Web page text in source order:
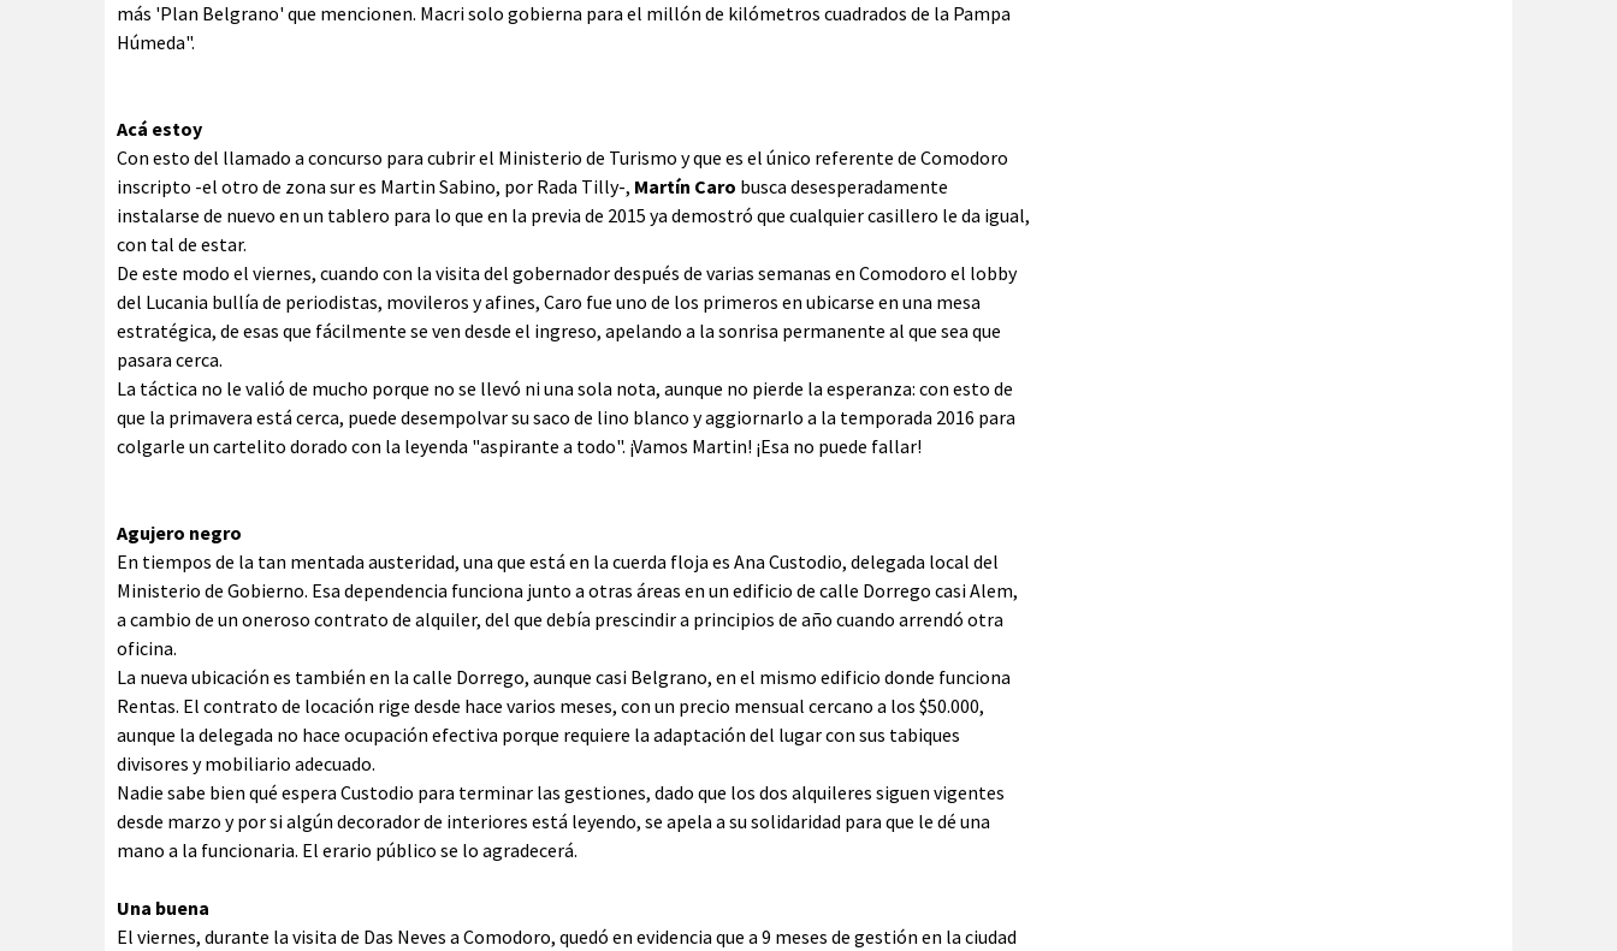
más 'Plan Belgrano' que mencionen. Macri solo gobierna para el millón de kilómetros cuadrados de la Pampa
Húmeda".
Acá estoy
Con esto del llamado a concurso para cubrir el Ministerio de Turismo y que es el único referente de Comodoro
inscripto -el otro de zona sur es Martin Sabino, por Rada Tilly-, Martín Caro busca desesperadamente
instalarse de nuevo en un tablero para lo que en la previa de 2015 ya demostró que cualquier casillero le da igual,
con tal de estar.
De este modo el viernes, cuando con la visita del gobernador después de varias semanas en Comodoro el lobby
del Lucania bullía de periodistas, movileros y afines, Caro fue uno de los primeros en ubicarse en una mesa
estratégica, de esas que fácilmente se ven desde el ingreso, apelando a la sonrisa permanente al que sea que
pasara cerca.
La táctica no le valió de mucho porque no se llevó ni una sola nota, aunque no pierde la esperanza: con esto de
que la primavera está cerca, puede desempolvar su saco de lino blanco y aggiornarlo a la temporada 2016 para
colgarle un cartelito dorado con la leyenda "aspirante a todo". ¡Vamos Martin! ¡Esa no puede fallar!
Agujero negro
En tiempos de la tan mentada austeridad, una que está en la cuerda floja es Ana Custodio, delegada local del
Ministerio de Gobierno. Esa dependencia funciona junto a otras áreas en un edificio de calle Dorrego casi Alem,
a cambio de un oneroso contrato de alquiler, del que debía prescindir a principios de año cuando arrendó otra
oficina.
La nueva ubicación es también en la calle Dorrego, aunque casi Belgrano, en el mismo edificio donde funciona
Rentas. El contrato de locación rige desde hace varios meses, con un precio mensual cercano a los $50.000,
aunque la delegada no hace ocupación efectiva porque requiere la adaptación del lugar con sus tabiques
divisores y mobiliario adecuado.
Nadie sabe bien qué espera Custodio para terminar las gestiones, dado que los dos alquileres siguen vigentes
desde marzo y por si algún decorador de interiores está leyendo, se apela a su solidaridad para que le dé una
mano a la funcionaria. El erario público se lo agradecerá.
Una buena
El viernes, durante la visita de Das Neves a Comodoro, quedó en evidencia que a 9 meses de gestión en la ciudad